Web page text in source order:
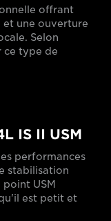
offrant
une ouverture
Selon
ce type de
IS II USM
performances
stabilisation
USM
est petit et